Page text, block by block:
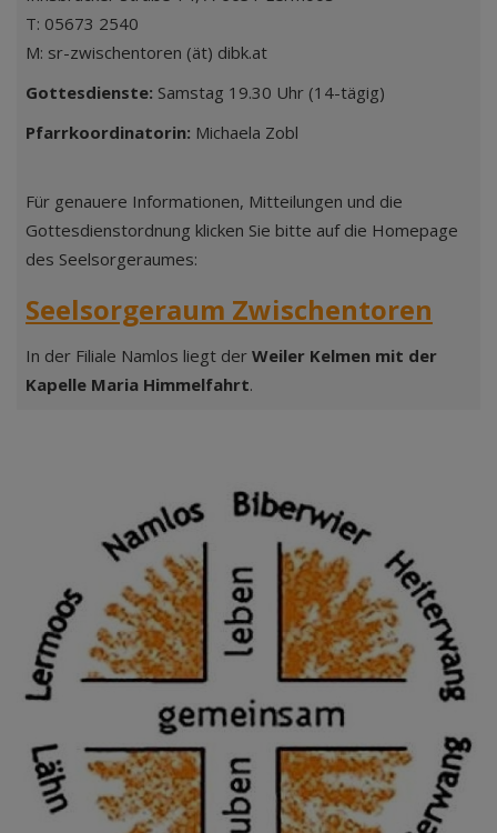
T: 05673 2540
M: sr-zwischentoren (ät) dibk.at
Gottesdienste: Samstag 19.30 Uhr (14-tägig)
Pfarrkoordinatorin: Michaela Zobl
Für genauere Informationen, Mitteilungen und die
Gottesdienstordnung klicken Sie bitte auf die Homepage
des Seelsorgeraumes:
Seelsorgeraum Zwischentoren
In der Filiale Namlos liegt der Weiler Kelmen mit der
Kapelle Maria Himmelfahrt.